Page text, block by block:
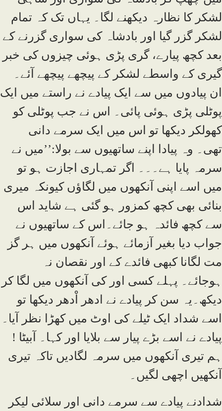
لشکر کا نظارہ دیکھنے لگا۔ یہاں تک کہ تمام
لشکر گزر گیا اور بادشاہ کی سواری گزرنے کے
بعد کچھ پیارے، گری پڑی ہوئی چیزوں کی خبر
گیری کے واسطے لشکر کے پیچھے پیچھے آئے۔
ان پیادوں میں سے ایک پیادے نے راستے میں ایک
پوٹلی پڑی ہوئی پائی۔ اس نے جب پوٹلی کو
کھولکر دیکھا تو اس میں ایک سرمے دانی
تھی۔ وہ پیادا اپنے ساتھیوں سے بولا:’’میں نے
سرمہ پایا ہے۔۔۔ اگر تمہاری اجازت ہو تو
میں اسے اپنی آنکھوں میں لگاؤں کیونکہ میری
بنائی بھی کچھ کمزور ہو گئی ہے شاید اس
سے کچھ فائدہ ہو جائے۔اس کے ساتھیوں نے
جواب دیا بغیر آزمائے ہوئے آنکھوں میں ہر گز
مت لگانا کبھی فائدے کے اور نقصان نہ
ہوجائے۔ پہلے کسی اور کی آنکھوں میں لگا کر
دیکھ۔یہ سن کر پیادے نے ادھر اْدھر دیکھا تو
اسے شداد ایک ٹیلے کی اوٹ میں کھڑا نظر آیا۔
پیادے نے اسے بڑے پیار سے بلایا اور کہا۔ آبیٹا !
ہم تیری آنکھوں میں سرمہ لگادیں تاکہ تیری
آنکھیں اچھی لگیں۔
شدادنے پیادے سے سرمے دانی اور سلائی لیکر